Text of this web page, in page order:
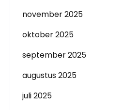
november 2025
oktober 2025
september 2025
augustus 2025
juli 2025